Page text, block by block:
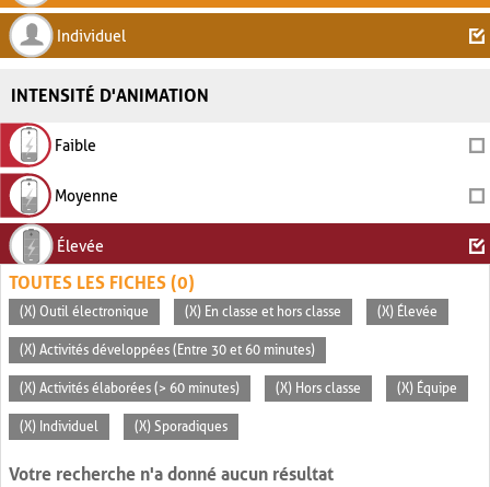
Individuel
INTENSITÉ D'ANIMATION
Faible
Moyenne
Élevée
TOUTES LES FICHES (0)
(X) Outil électronique (X) En classe et hors classe (X) Élevée
(X) Activités développées (Entre 30 et 60 minutes)
(X) Activités élaborées (> 60 minutes) (X) Hors classe (X) Équipe
(X) Individuel (X) Sporadiques
Votre recherche n'a donné aucun résultat